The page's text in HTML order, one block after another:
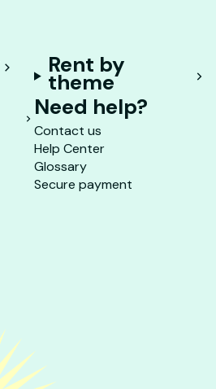
Rent by
theme
Need help?
Contact us
Help Center
Glossary
Secure payment